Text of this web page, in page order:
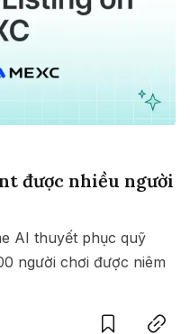
được nhiều người
AI thuyết phục quỹ
người chơi được niêm